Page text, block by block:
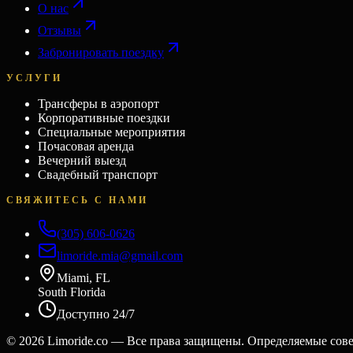
О нас
Отзывы
Забронировать поездку
УСЛУГИ
Трансферы в аэропорт
Корпоративные поездки
Специальные мероприятия
Почасовая аренда
Вечерний выезд
Свадебный транспорт
СВЯЖИТЕСЬ С НАМИ
(305) 606-0626
limoride.mia@gmail.com
Miami, FL
South Florida
Доступно 24/7
© 2026 Limoride.co — Все права защищены. Определяемые